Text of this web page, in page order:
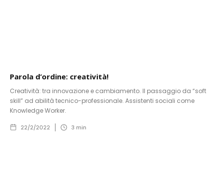
Parola d’ordine: creatività!
Creatività: tra innovazione e cambiamento. Il passaggio da “soft
skill” ad abilità tecnico-professionale. Assistenti sociali come
Knowledge Worker.
22/2/2022 3 min